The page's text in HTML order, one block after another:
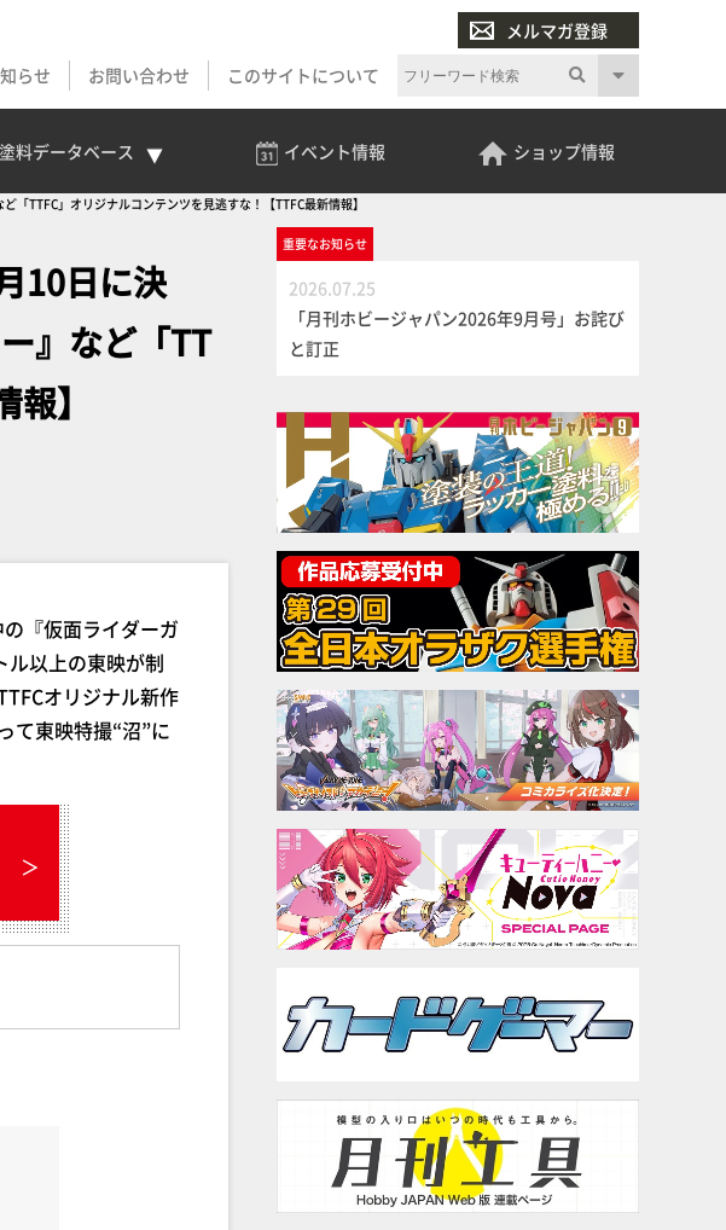
メルマガ登録
らせ
お問い合わせ このサイトについて
料データベース イベント情報 ショップ情報
「TTFC」オリジナルコンテンツを見逃すな！【TTFC最新情報】
10日に決
』など「TT
】
『仮面ライダーガ
ル以上の東映が制
オリジナル新作
て東映特撮“沼”に
重要なお知らせ
2026.07.25
「月刊ホビージャパン2026年9月号」お詫び
と訂正